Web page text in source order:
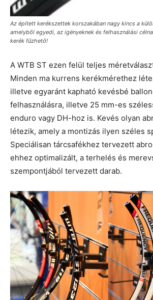
Az épített kerékszettek korszakában nagy kincs a
amelyből egyedi, az igényeknek és felhasználási
kerék fűzhető!
A WTB ST ezen felül teljes
Minden ma kurrens kerékmérethez
illetve egyaránt kapható kevésbé
felhasználásra, illetve 25 mm-es
enduro vagy DH-hoz is. Kevés olyan
létezik, amely a montizás ilyen széles
Speciálisan tárcsafékhez tervezett
ehhez optimalizált, a terhelés és
szempontjából tervezett darab.